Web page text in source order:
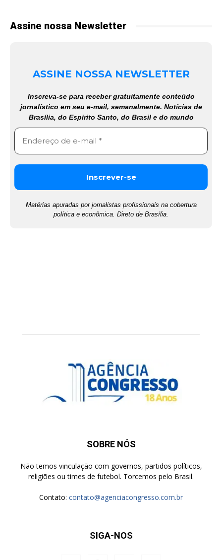
Assine nossa Newsletter
ASSINE NOSSA NEWSLETTER
Inscreva-se para receber gratuitamente conteúdo
jornalístico em seu e-mail, semanalmente. Notícias de
Brasília, do Espírito Santo, do Brasil e do mundo
Matérias apuradas por jornalistas profissionais na cobertura
política e econômica. Direto de Brasília.
SOBRE NÓS
Não temos vinculação com governos, partidos políticos,
religiões ou times de futebol. Torcemos pelo Brasil.
Contato: contato@agenciacongresso.com.br
SIGA-NOS